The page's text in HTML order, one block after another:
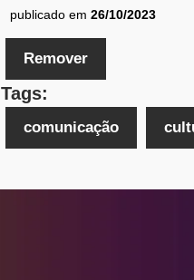
publicado em 26/10/2023
Remover
Tags:
comunicação